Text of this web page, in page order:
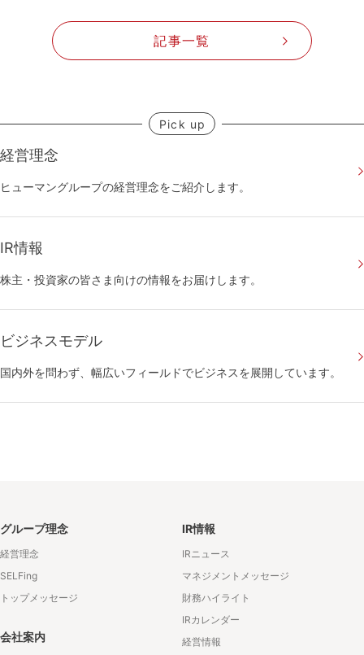
記事一覧
Pick up
経営理念
ヒューマングループの経営理念をご紹介します。
IR情報
株主・投資家の皆さま向けの情報をお届けします。
ビジネスモデル
国内外を問わず、幅広いフィールドでビジネスを展開しています。
グループ理念
経営理念
SELFing
トップメッセージ
会社案内
IR情報
IRニュース
マネジメントメッセージ
財務ハイライト
IRカレンダー
経営情報